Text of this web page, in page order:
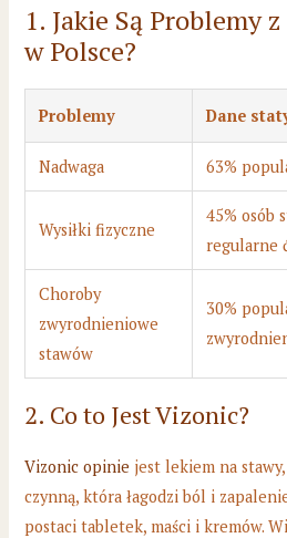
1. Jakie Są Problemy
w Polsce?
Problemy Dane
Nadwaga 63%
Wysiłki fizyczne
45% osób
regularne
Choroby
zwyrodnieniowe
stawów
30%
2. Co to Jest Vizonic?
Vizonic opinie jest lekiem na
czynną, która łagodzi ból i
postaci tabletek, maści i kremów.